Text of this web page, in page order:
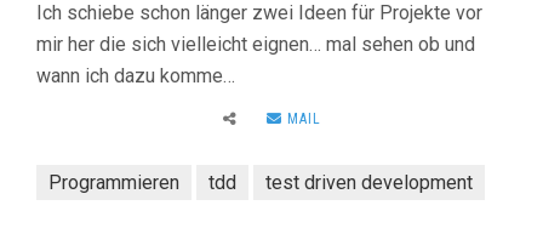
Ich schiebe schon länger zwei Ideen für Projekte vor
mir her die sich vielleicht eignen… mal sehen ob und
wann ich dazu komme…
MAIL
Programmieren tdd test driven development